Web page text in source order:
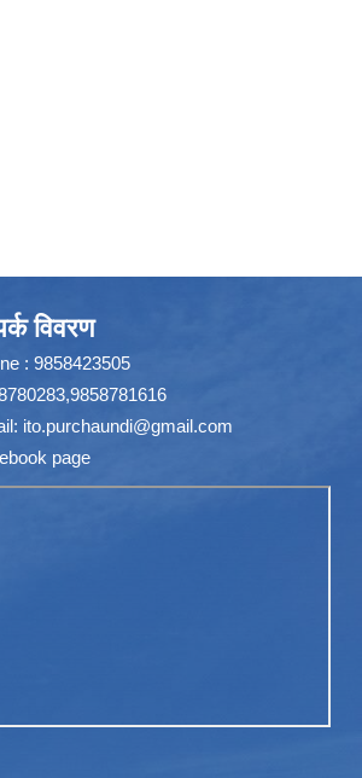
विवरण
: 9858423505
ito.purchaundi@gmail.com
page